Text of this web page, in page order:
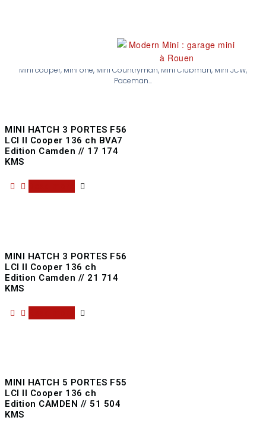
Nos occasions
Mini cooper, Mini one, Mini Countryman, Mini Clubman, Mini JCW,
Paceman...
MINI HATCH 3 PORTES F56
LCI II Cooper 136 ch BVA7
Edition Camden // 17 174
KMS
MINI HATCH 3 PORTES F56
LCI II Cooper 136 ch
Edition Camden // 21 714
KMS
MINI HATCH 5 PORTES F55
LCI II Cooper 136 ch
Edition CAMDEN // 51 504
KMS